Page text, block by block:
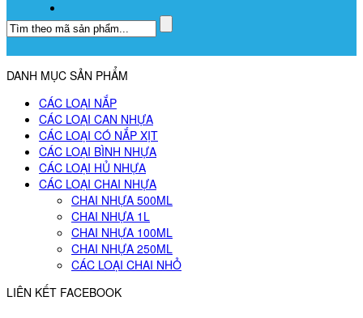
DANH MỤC SẢN PHẨM
CÁC LOẠI NẮP
CÁC LOẠI CAN NHỰA
CÁC LOẠI CÓ NẮP XỊT
CÁC LOẠI BÌNH NHỰA
CÁC LOẠI HỦ NHỰA
CÁC LOẠI CHAI NHỰA
CHAI NHỰA 500ML
CHAI NHỰA 1L
CHAI NHỰA 100ML
CHAI NHỰA 250ML
CÁC LOẠI CHAI NHỎ
LIÊN KẾT FACEBOOK